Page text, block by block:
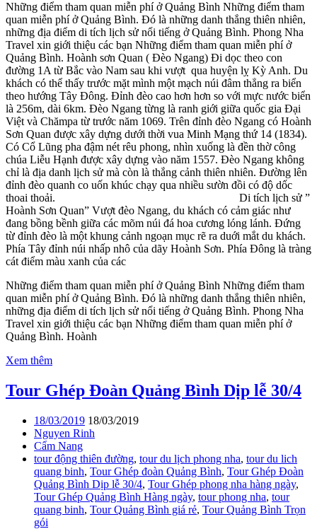
Những điểm tham quan miễn phí ở Quảng Bình Những điểm tham
quan miễn phí ở Quảng Bình. Đó là những danh thắng thiên nhiên,
những địa điểm di tích lịch sử nổi tiếng ở Quảng Bình. Phong Nha
Travel xin giới thiệu các bạn Những điểm tham quan miễn phí ở
Quảng Bình. Hoành sơn Quan ( Đèo Ngang) Đi dọc theo con
đường 1A từ Bắc vào Nam sau khi vượt qua huyện lỵ Kỳ Anh. Du
khách có thể thấy trước mặt mình một mạch núi đâm thẳng ra biển
theo hướng Tây Đông. Đỉnh đèo cao hơn hơn so với mực nước biển
là 256m, dài 6km. Đèo Ngang từng là ranh giới giữa quốc gia Đại
Việt và Chămpa từ trước năm 1069. Trên đỉnh đèo Ngang có Hoành
Sơn Quan được xây dựng dưới thời vua Minh Mạng thứ 14 (1834).
Có Cổ Lũng pha đậm nét rêu phong, nhìn xuống là đền thờ công
chúa Liễu Hạnh được xây dựng vào năm 1557. Đèo Ngang không
chỉ là địa danh lịch sử mà còn là thắng cảnh thiên nhiên. Đường lên
đỉnh đèo quanh co uốn khúc chạy qua nhiều sườn đồi có độ dốc
thoai thoải. Di tích lịch sử ”
Hoành Sơn Quan” Vượt đèo Ngang, du khách có cảm giác như
đang bồng bềnh giữa các mõm núi đá hoa cương lóng lánh. Đứng
từ đỉnh đèo là một khung cảnh ngoạn mục rẽ ra duới mắt du khách.
Phía Tây đỉnh núi nhấp nhô của dãy Hoành Sơn. Phía Đông là tràng
cát điểm màu xanh của các
Những điểm tham quan miễn phí ở Quảng Bình Những điểm tham
quan miễn phí ở Quảng Bình. Đó là những danh thắng thiên nhiên,
những địa điểm di tích lịch sử nổi tiếng ở Quảng Bình. Phong Nha
Travel xin giới thiệu các bạn Những điểm tham quan miễn phí ở
Quảng Bình. Hoành
Xem thêm
Tour Ghép Đoàn Quảng Bình Dịp lễ 30/4
18/03/2019 18/03/2019
Nguyen Rinh
Cẩm Nang
tour động thiên đường, tour du lịch phong nha, tour du lich
quang binh, Tour Ghép đoàn Quảng Bình, Tour Ghép Đoàn
Quảng Bình Dịp lễ 30/4, Tour Ghép phong nha hàng ngày,
Tour Ghép Quảng Bình Hàng ngày, tour phong nha, tour
quang binh, Tour Quảng Bình giá rẻ, Tour Quảng Bình Trọn
gói